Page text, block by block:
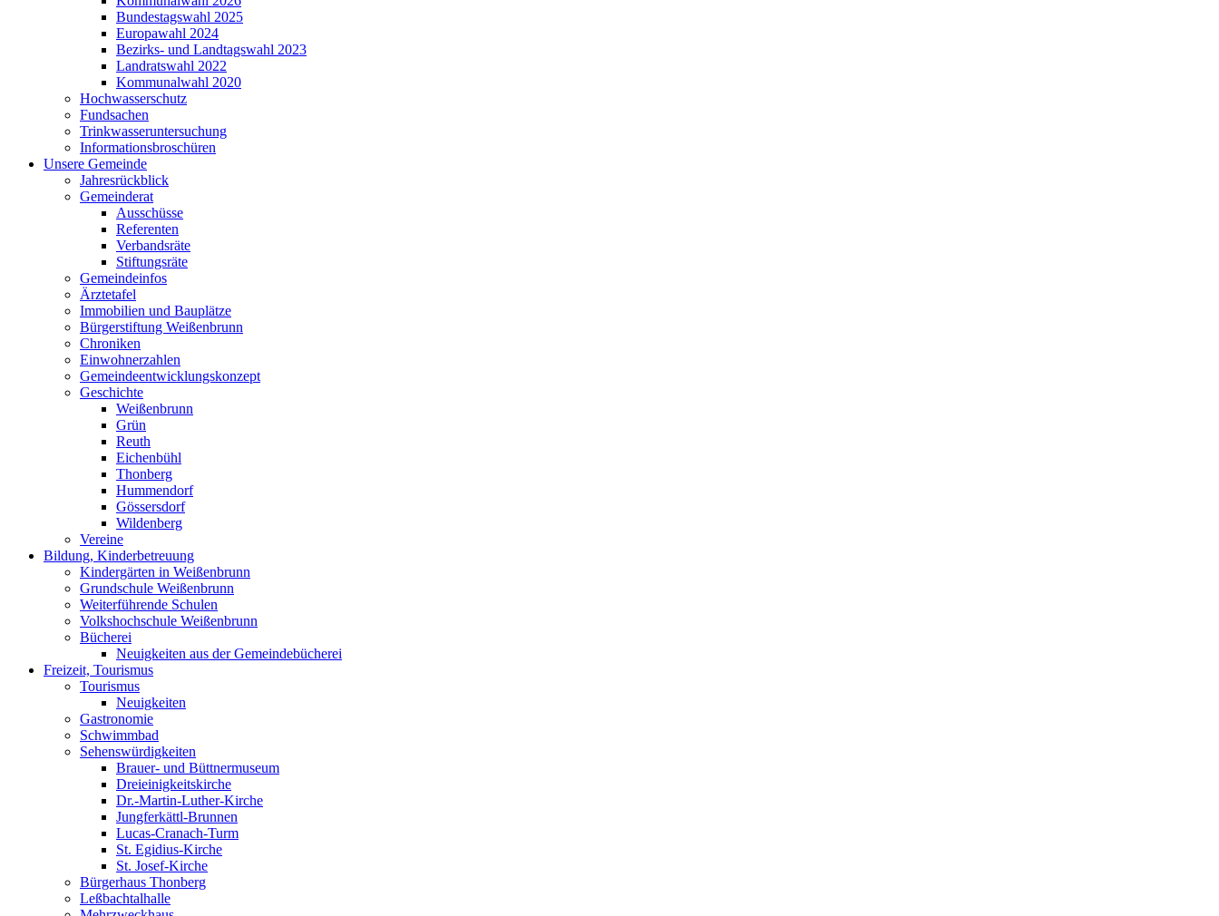
Bundestagswahl 2025
Europawahl 2024
Bezirks- und Landtagswahl 2023
Landratswahl 2022
Kommunalwahl 2020
Hochwasserschutz
Fundsachen
Trinkwasseruntersuchung
Informationsbroschüren
Unsere Gemeinde
Jahresrückblick
Gemeinderat
Ausschüsse
Referenten
Verbandsräte
Stiftungsräte
Gemeindeinfos
Ärztetafel
Immobilien und Bauplätze
Bürgerstiftung Weißenbrunn
Chroniken
Einwohnerzahlen
Gemeindeentwicklungskonzept
Geschichte
Weißenbrunn
Grün
Reuth
Eichenbühl
Thonberg
Hummendorf
Gössersdorf
Wildenberg
Vereine
Bildung, Kinderbetreuung
Kindergärten in Weißenbrunn
Grundschule Weißenbrunn
Weiterführende Schulen
Volkshochschule Weißenbrunn
Bücherei
Neuigkeiten aus der Gemeindebücherei
Freizeit, Tourismus
Tourismus
Neuigkeiten
Gastronomie
Schwimmbad
Sehenswürdigkeiten
Brauer- und Büttnermuseum
Dreieinigkeitskirche
Dr.-Martin-Luther-Kirche
Jungferkättl-Brunnen
Lucas-Cranach-Turm
St. Egidius-Kirche
St. Josef-Kirche
Bürgerhaus Thonberg
Leßbachtalhalle